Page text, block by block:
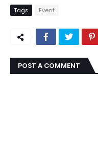
Tags Event
POST A COMMENT